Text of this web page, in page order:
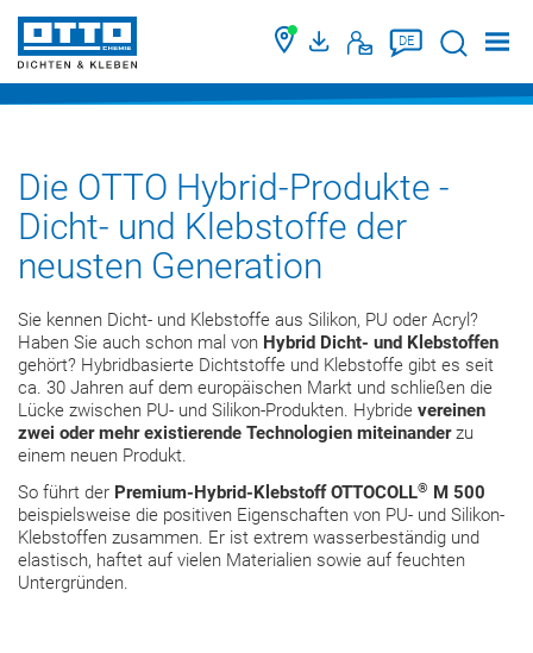
DE Suche
Die OTTO Hybrid-Produkte -
Dicht- und Klebstoffe der
neusten Generation
Sie kennen Dicht- und Klebstoffe aus Silikon, PU oder Acryl?
Haben Sie auch schon mal von Hybrid Dicht- und Klebstoffen
gehört? Hybridbasierte Dichtstoffe und Klebstoffe gibt es seit
ca. 30 Jahren auf dem europäischen Markt und schließen die
Lücke zwischen PU- und Silikon-Produkten. Hybride vereinen
zwei oder mehr existierende Technologien miteinanderzu
einem neuen Produkt.
So führt der Premium-Hybrid-Klebstoff OTTOCOLL® M 500
beispielsweise die positiven Eigenschaften von PU- und Silikon-
Klebstoffen zusammen. Er ist extrem wasserbeständig und
elastisch, haftet auf vielen Materialien sowie auf feuchten
Untergründen.